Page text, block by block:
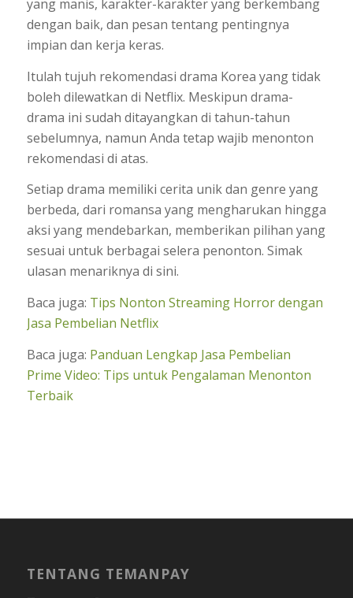
yang manis, karakter-karakter yang berkembang
dengan baik, dan pesan tentang pentingnya
impian dan kerja keras.
Itulah tujuh rekomendasi drama Korea yang tidak
boleh dilewatkan di Netflix. Meskipun drama-
drama ini sudah ditayangkan di tahun-tahun
sebelumnya, namun Anda tetap wajib menonton
rekomendasi di atas.
Setiap drama memiliki cerita unik dan genre yang
berbeda, dari romansa yang mengharukan hingga
aksi yang mendebarkan, memberikan pilihan yang
sesuai untuk berbagai selera penonton. Simak
ulasan menariknya di sini.
Baca juga: Tips Nonton Streaming Horror dengan
Jasa Pembelian Netflix
Baca juga: Panduan Lengkap Jasa Pembelian
Prime Video: Tips untuk Pengalaman Menonton
Terbaik
TENTANG TEMANPAY